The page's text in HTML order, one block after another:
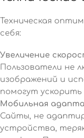
Техническая
себя:
Увеличение
Пользователи не
изображений и
помогут ускорить
Мобильная
Сайты, не
устройства,